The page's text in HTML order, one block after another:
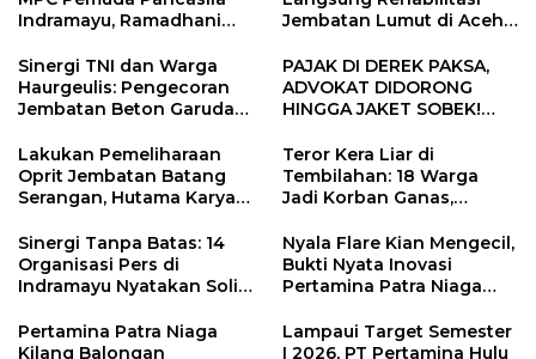
Indramayu, Ramadhani
Pimpin Organisasi Lewat
Muscablub
Jembatan Lumut di Aceh
Konektivitas Pulih Cepat
Sinergi TNI dan Warga
Haurgeulis: Pengecoran
Jembatan Beton Garuda
PAJAK DI DEREK PAKSA,
ADVOKAT DIDORONG
HINGGA JAKET SOBEK!
Ngamuk Kepung Polresta
Pekanbaru!
Lakukan Pemeliharaan
Oprit Jembatan Batang
Serangan, Hutama Karya
55 Tol Binjai–Langsa
Teror Kera Liar di
Tembilahan: 18 Warga
Jadi Korban Ganas,
12 Jahitan!
Sinergi Tanpa Batas: 14
Organisasi Pers di
Indramayu Nyatakan Solid
Nyala Flare Kian Mengecil,
Bukti Nyata Inovasi
Pertamina Patra Niaga
Net Zero Emission 2060
Pertamina Patra Niaga
Kilang Balongan
Lampaui Target Semester
I 2026, PT Pertamina Hulu